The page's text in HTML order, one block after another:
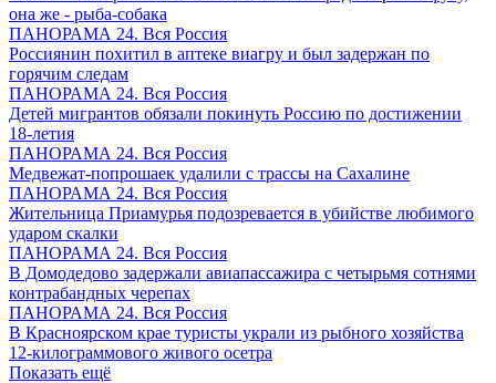
она же - рыба-собака
ПАНОРАМА 24. Вся Россия
Россиянин похитил в аптеке виагру и был задержан по
горячим следам
ПАНОРАМА 24. Вся Россия
Детей мигрантов обязали покинуть Россию по достижении
18-летия
ПАНОРАМА 24. Вся Россия
Медвежат-попрошаек удалили с трассы на Сахалине
ПАНОРАМА 24. Вся Россия
Жительница Приамурья подозревается в убийстве любимого
ударом скалки
ПАНОРАМА 24. Вся Россия
В Домодедово задержали авиапассажира с четырьмя сотнями
контрабандных черепах
ПАНОРАМА 24. Вся Россия
В Красноярском крае туристы украли из рыбного хозяйства
12-килограммового живого осетра
Показать ещё